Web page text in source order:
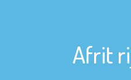
Afrit